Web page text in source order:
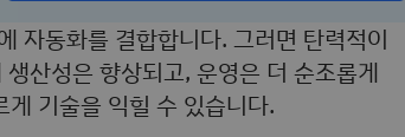
자동화를 결합합니다. 그러면 탄력적이
산성은 향상되고, 운영은 더 순조롭게
기술을 익힐 수 있습니다.